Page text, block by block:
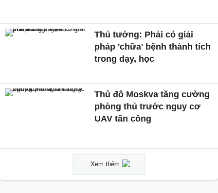
Thủ tướng: Phải có giải
pháp 'chữa' bệnh thành tích
trong dạy, học
Thủ đô Moskva tăng cường
phòng thủ trước nguy cơ
UAV tấn công
Xem thêm